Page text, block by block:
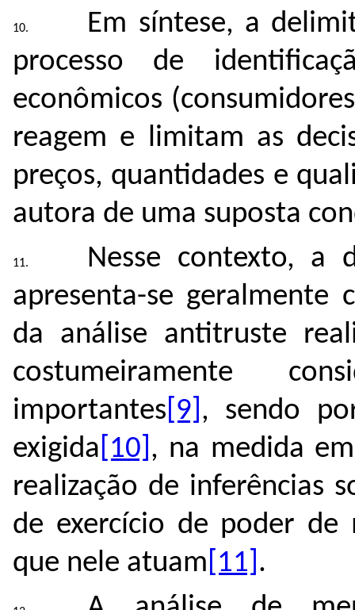
Em síntese, a
processo de
econômicos
reagem e limitam as
preços, quantidades e
autora de uma suposta
Nesse contexto, a
apresenta-se geralmente
da análise antitruste
costumeiramente
importantes [9] , sendo
exigida [10] , na medida
realização de inferências
de exercício de poder de
que nele atuam [11] .